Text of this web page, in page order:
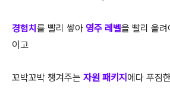
경험치 를 빨리 쌓아 영주 레벨을 빨리 올
이고
꼬박꼬박 챙겨주는 자원 패키지 에다 푸짐한